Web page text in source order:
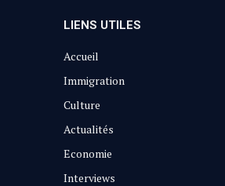
LIENS UTILES
Accueil
Immigration
Culture
Actualités
Economie
Interviews